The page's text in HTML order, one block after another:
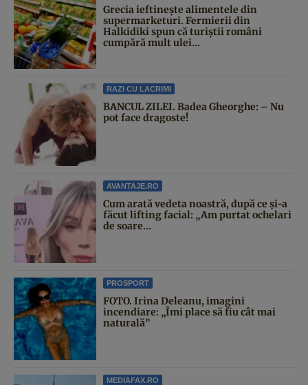
Grecia ieftinește alimentele din
supermarketuri. Fermierii din
Halkidiki spun că turiștii români
cumpără mult ulei...
RAZI CU LACRIMI
BANCUL ZILEI. Badea Gheorghe: – Nu
pot face dragoste!
AVANTAJE.RO
Cum arată vedeta noastră, după ce și-a
făcut lifting facial: „Am purtat ochelari
de soare...
PROSPORT
FOTO. Irina Deleanu, imagini
incendiare: „Îmi place să fiu cât mai
naturală”
MEDIAFAX.RO